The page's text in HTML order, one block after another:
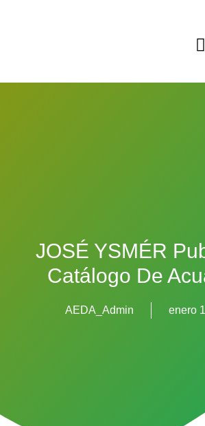
JOSÉ YSMÉR
Catálogo De
AEDA_Admin enero